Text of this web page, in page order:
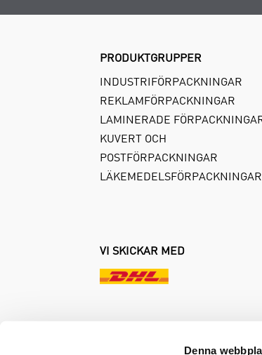
Denna
PRODUKTGRUPPER
INDUSTRIFÖRPACKNINGAR
REKLAMFÖRPACKNINGAR
LAMINERADE
KUVERT OCH
POSTFÖRPACKNINGAR
LÄKEMEDELSFÖRPACKNINGAR
VI SKICKAR MED